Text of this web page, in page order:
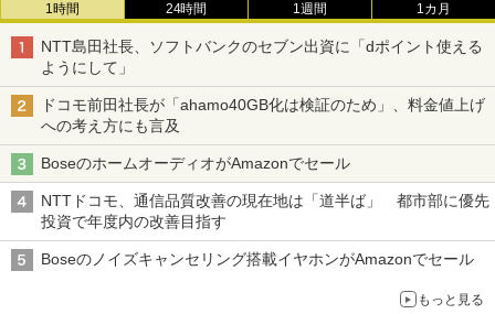
1時間 24時間 1週間 1カ月
NTT島田社長、ソフトバンクのセブン出資に「dポイント使える
ようにして」
ドコモ前田社長が「ahamo40GB化は検証のため」、料金値上げ
への考え方にも言及
BoseのホームオーディオがAmazonでセール
NTTドコモ、通信品質改善の現在地は「道半ば」 都市部に優先
投資で年度内の改善目指す
Boseのノイズキャンセリング搭載イヤホンがAmazonでセール
もっと見る